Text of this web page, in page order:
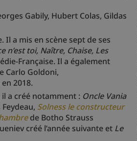
Gabily, Hubert Colas, Gildas
Il a mis en scène sept de ses
n’est toi, Naître, Chaise, Les
Française. Il a également
Carlo Goldoni,
2018.
il a créé notamment : Oncle Vania
Solness le constructeur
de Botho Strauss
créé l’année suivante et Le